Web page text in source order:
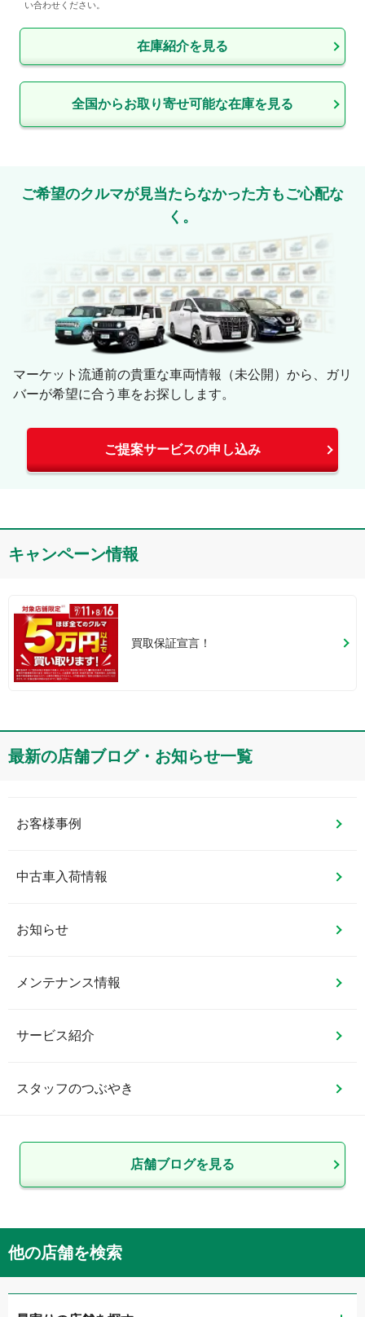
い合わせください。
在庫紹介を見る
全国からお取り寄せ可能な在庫を見る
ご希望のクルマが見当たらなかった方もご心配な
く。
マーケット流通前の貴重な車両情報（未公開）から、ガリ
バーが希望に合う車をお探しします。
ご提案サービスの申し込み
キャンペーン情報
買取保証宣言！
最新の店舗ブログ・お知らせ一覧
お客様事例
中古車入荷情報
お知らせ
メンテナンス情報
サービス紹介
スタッフのつぶやき
店舗ブログを見る
他の店舗を検索